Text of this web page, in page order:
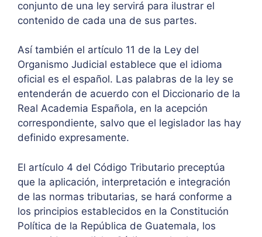
conjunto de una ley servirá para ilustrar el
contenido de cada una de sus partes.
Así también el artículo 11 de la Ley del
Organismo Judicial establece que el idioma
oficial es el español. Las palabras de la ley se
entenderán de acuerdo con el Diccionario de la
Real Academia Española, en la acepción
correspondiente, salvo que el legislador las hay
definido expresamente.
El artículo 4 del Código Tributario preceptúa
que la aplicación, interpretación e integración
de las normas tributarias, se hará conforme a
los principios establecidos en la Constitución
Política de la República de Guatemala, los